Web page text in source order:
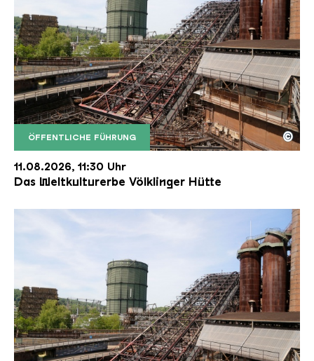
ÖFFENTLICHE FÜHRUNG
Der Erzschrägaufzug der Völklinger Hütte mit
Copyright: Weltkulturerbe Völklinger Hütte | Karl
©
11.08.2026, 11:30 Uhr
Das Weltkulturerbe Völklinger Hütte